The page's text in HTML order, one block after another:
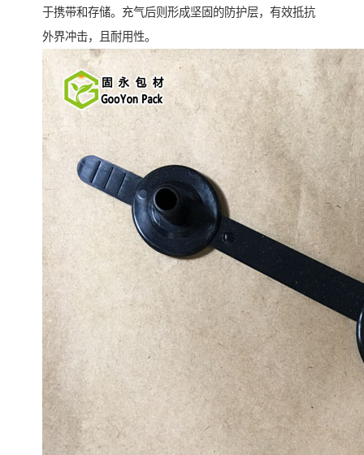
于携带和存储。充气后则形成坚固的防护层，有效抵抗
外界冲击，且耐用性。